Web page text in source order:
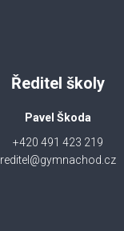
Ředitel školy
Pavel Škoda
+420 491 423 219
reditel@gymnachod.cz